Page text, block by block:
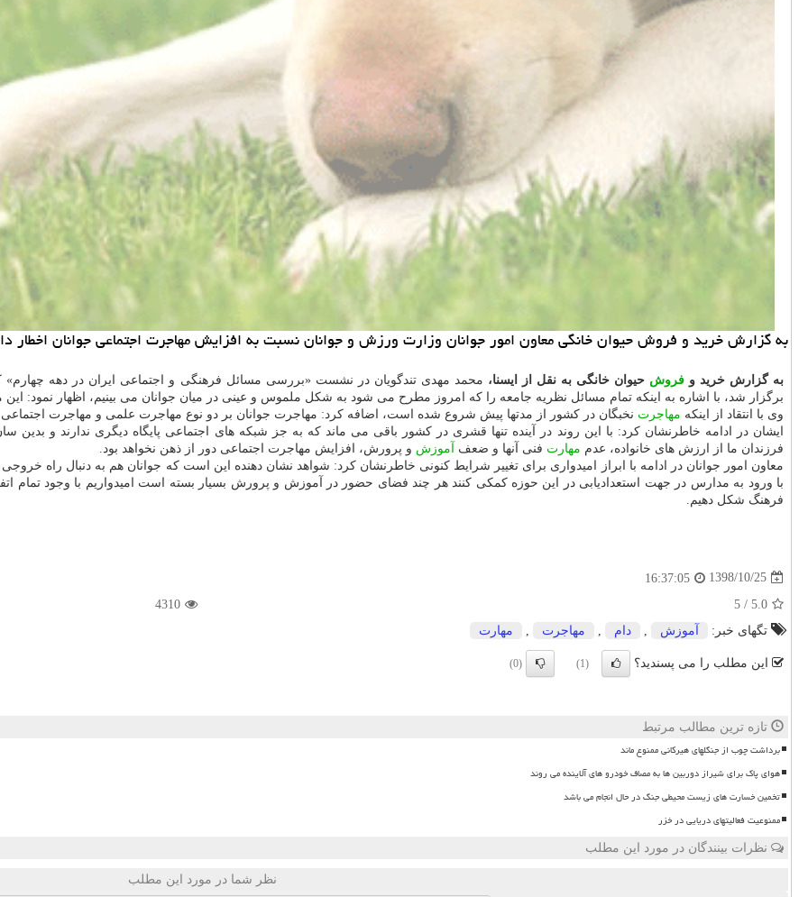
به گزارش خرید و فروش حیوان خانگی معاون امور جوانان وزارت ورزش و جوانان نسبت به افزایش مهاجرت اجتماعی جوانان اخطار
به گزارش خرید وفروش حیوان خانگی به نقل از ایسنا، محمد مهدی تندگویان در نشست «بررسی مسائل فرهنگی و اجتماعی ایران در دهه
برگزار شد، با اشاره به اینكه تمام مسائل نظریه جامعه را كه امروز مطرح می شود به شكل ملموس و عینی در میان جوانان می بینیم، اظهار نمود: این
وی با انتقاد از اینكه مهاجرت نخبگان در كشور از مدتها پیش شروع شده است، اضافه كرد: مهاجرت جوانان بر دو نوع مهاجرت علمی و مهاجرت
ایشان در ادامه خاطرنشان كرد: با این روند در آینده تنها قشری در كشور باقی می ماند كه به جز شبكه های اجتماعی پایگاه دیگری ندارند و بدین
فرزندان ما از ارزش های خانواده، عدم مهارت فنی آنها و ضعف آموزش و پرورش، افزایش مهاجرت اجتماعی دور از ذهن نخواهد بود.
معاون امور جوانان در ادامه با ابراز امیدواری برای تغییر شرایط كنونی خاطرنشان كرد: شواهد نشان دهنده این است كه جوانان هم به دنبال راه
با ورود به مدارس در جهت استعدادیابی در این حوزه كمكی كنند هر چند فضای حضور در آموزش و پرورش بسیار بسته است امیدواریم با وجود تمام
فرهنگ شكل دهیم.
1398/10/25
16:37:05
5.0
/
5
4310
تگهای خبر:
آموزش دام مهاجرت مهارت
این مطلب را می پسندید؟ (1)
(0)
تازه ترین مطالب مرتبط
برداشت چوب از جنگلهای هیرکانی ممنوع ماند
هوای پاک برای شیراز دوربین ها به مصاف خودرو های آلاینده می روند
تخمین خسارت های زیست محیطی جنگ در حال انجام می باشد
ممنوعیت فعالیتهای دریایی در خزر
نظرات بینندگان در مورد این مطلب
نظر شما در مورد این مطلب